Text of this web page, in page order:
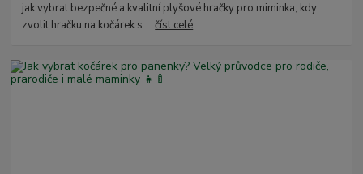
jak vybrat bezpečné a kvalitní plyšové hračky pro miminka, kdy
zvolit hračku na kočárek s ...číst celé